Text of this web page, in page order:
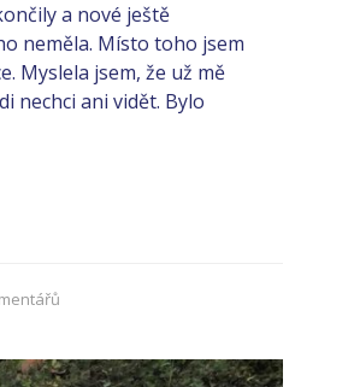
a nové ještě
neměla. Místo toho jsem
Myslela jsem, že už mě
nechci ani vidět. Bylo